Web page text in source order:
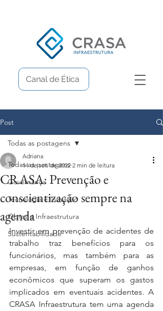
Canal de Ética
Post
Todas as postagens
Governança
Tecnologia e Inovação
Obras e Infraestrutura
Sustentabilidade
Todas as postagens
CRASA: Prevenção e
conscientização sempre na
agenda
Adriana
14 de set. de 2022 2 min de leitura
Investir em prevenção de acidentes de
trabalho traz benefícios para os
funcionários, mas também para as
empresas, em função de ganhos
econômicos que superam os gastos
implicados em eventuais acidentes. A
CRASA Infraestrutura tem uma agenda